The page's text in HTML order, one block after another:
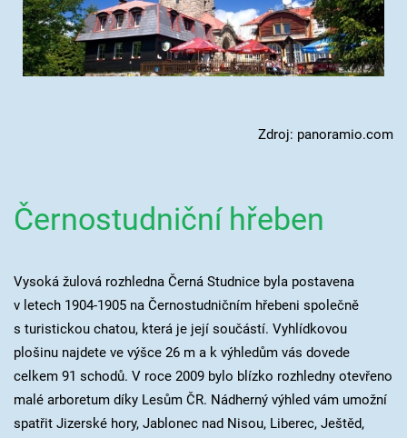
Zdroj: panoramio.com
Černostudniční hřeben
Vysoká žulová rozhledna Černá Studnice byla postavena
v letech 1904-1905 na Černostudničním hřebeni společně
s turistickou chatou, která je její součástí. Vyhlídkovou
plošinu najdete ve výšce 26 m a k výhledům vás dovede
celkem 91 schodů. V roce 2009 bylo blízko rozhledny otevřeno
malé arboretum díky Lesům ČR. Nádherný výhled vám umožní
spatřit Jizerské hory, Jablonec nad Nisou, Liberec, Ještěd,